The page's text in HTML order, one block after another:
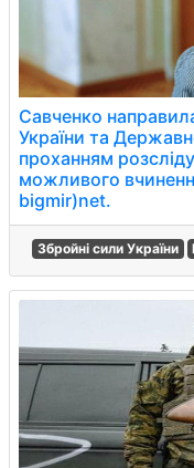
Савченко
України та
проханням
можливого
bigmir)net.
Збройні сили України